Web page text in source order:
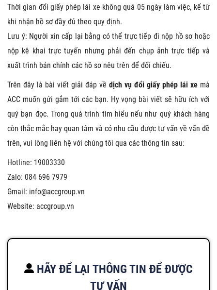
Thời gian đổi giấy phép lái xe không quá 05 ngày làm việc, kể từ
khi nhận hồ sơ đầy đủ theo quy định.
Lưu ý: Người xin cấp lại bằng có thể trực tiếp đi nộp hồ sơ hoặc
nộp kê khai trực tuyến nhưng phải đến chụp ảnh trực tiếp và
xuất trình bản chính các hồ sơ nêu trên để đối chiếu.
Trên đây là bài viết giải đáp về dịch vụ đổi giấy phép lái xe mà
ACC muốn gửi gắm tới các bạn. Hy vọng bài viết sẽ hữu ích với
quý bạn đọc. Trong quá trình tìm hiểu nếu như quý khách hàng
còn thắc mắc hay quan tâm và có nhu cầu được tư vấn về vấn đề
trên, vui lòng liên hệ với chúng tôi qua các thông tin sau:
Hotline: 19003330
Zalo: 084 696 7979
Gmail: info@accgroup.vn
Website: accgroup.vn
HÃY ĐỂ LẠI THÔNG TIN ĐỂ ĐƯỢC
TƯ VẤN